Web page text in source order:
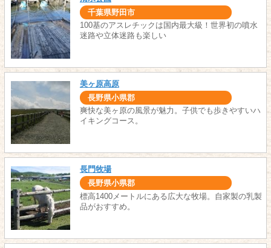
千葉県野田市
100基のアスレチックは国内最大級！世界初の噴水
迷路や立体迷路も楽しい
美ヶ原高原
長野県小県郡
爽快な美ヶ原の風景が魅力。子供でも歩きやすいハ
イキングコース。
長門牧場
長野県小県郡
標高1400メートルにある広大な牧場。自家製の乳製
品がおすすめ。